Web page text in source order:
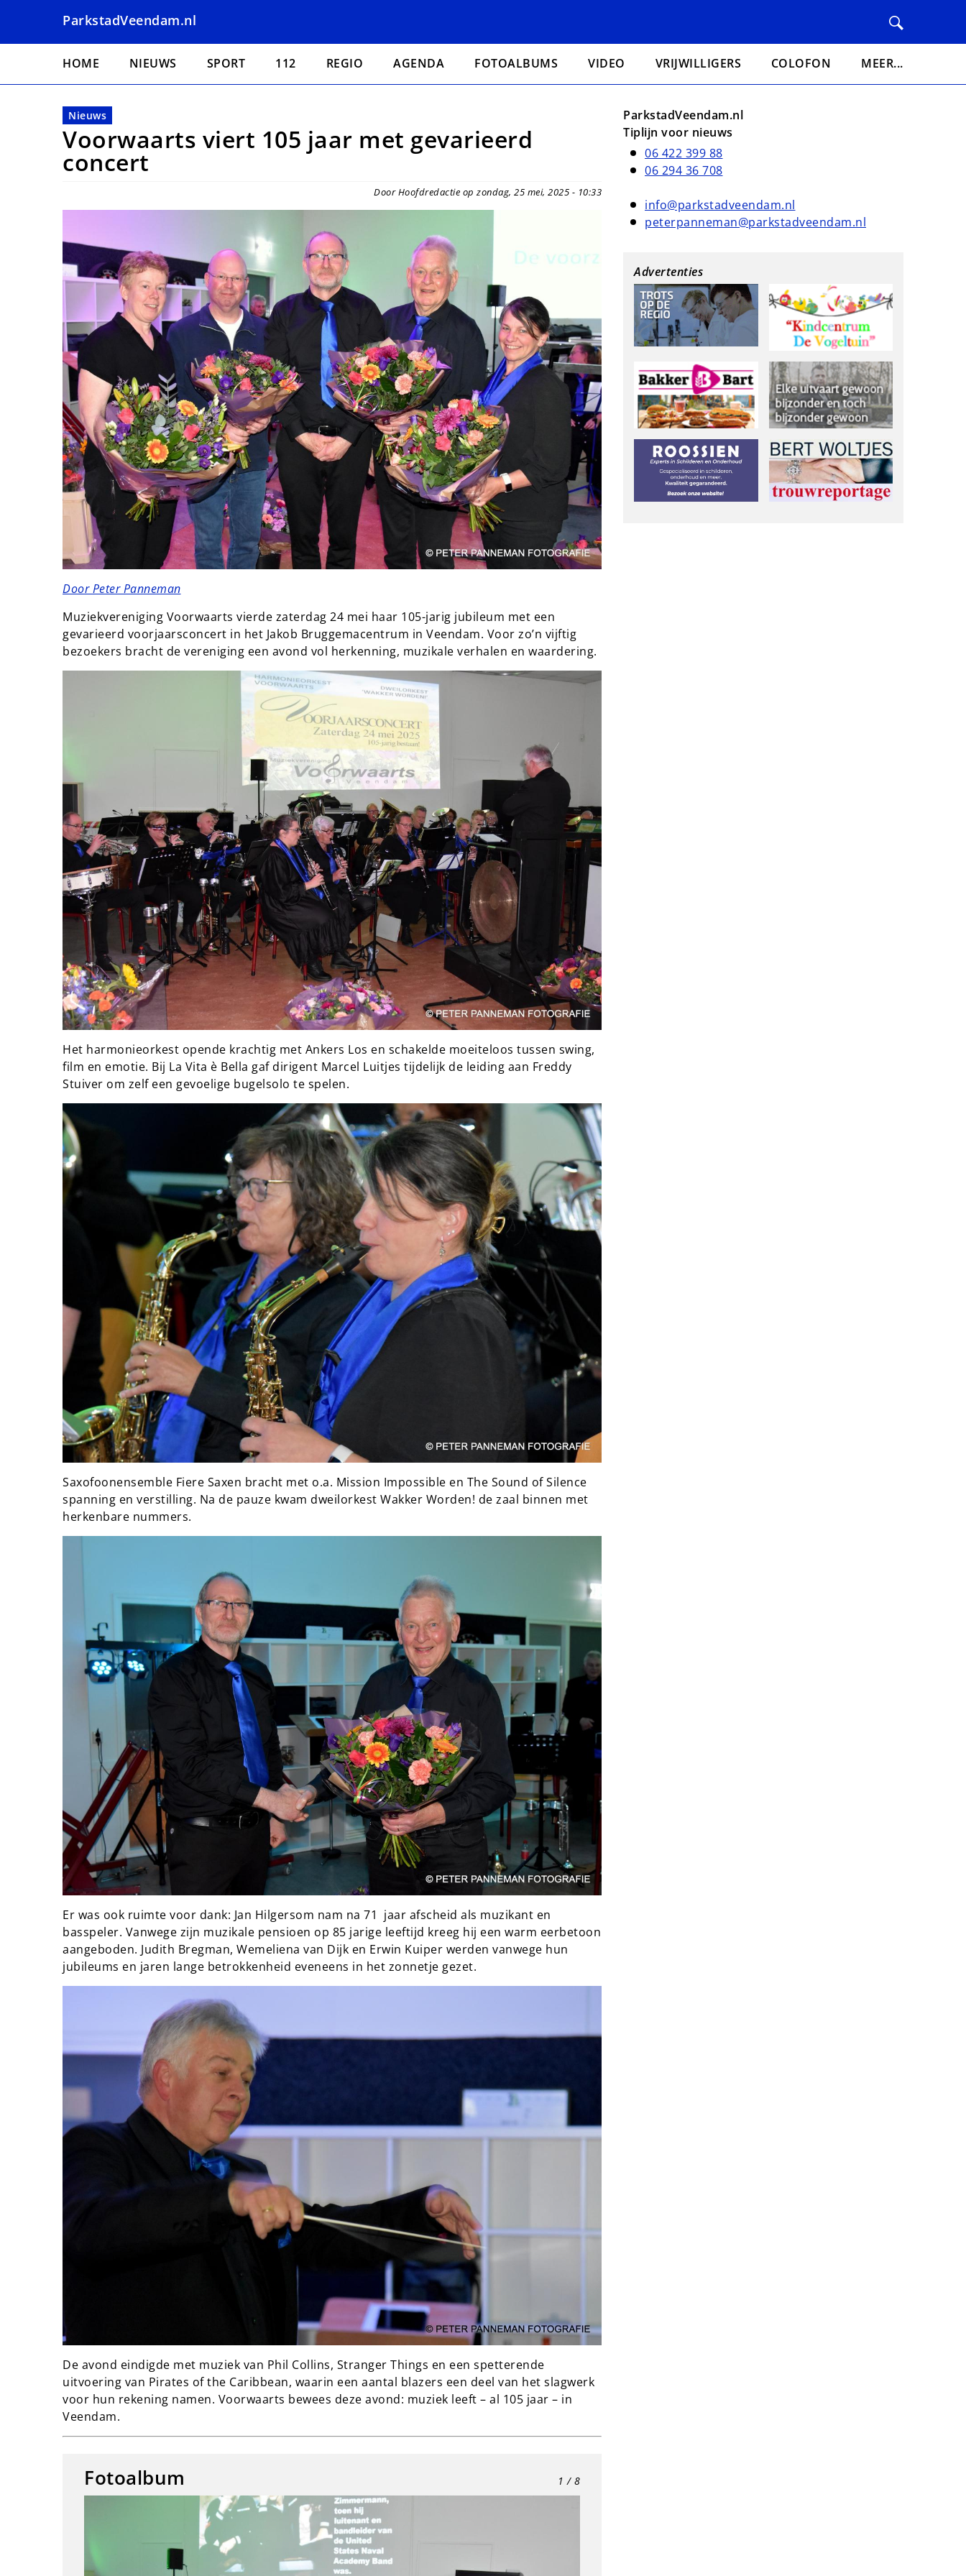
naar
ParkstadVeendam.nl
Hoofdnavigatie
HOME NIEUWS SPORT 112 REGIO AGENDA FOTOALBUMS VIDEO VRIJWILLIGERS COLOFON MEER...
Nieuws
Voorwaarts viert 105 jaar met gevarieerd
concert
Door Hoofdredactie op zondag, 25 mei, 2025 - 10:33
Door Peter Panneman
Muziekvereniging Voorwaarts vierde zaterdag 24 mei haar 105-jarig jubileum met een
gevarieerd voorjaarsconcert in het Jakob Bruggemacentrum in Veendam. Voor zo’n vijftig
bezoekers bracht de vereniging een avond vol herkenning, muzikale verhalen en waardering.
Het harmonieorkest opende krachtig met Ankers Los en schakelde moeiteloos tussen swing,
film en emotie. Bij La Vita è Bella gaf dirigent Marcel Luitjes tijdelijk de leiding aan Freddy
Stuiver om zelf een gevoelige bugelsolo te spelen.
Saxofoonensemble Fiere Saxen bracht met o.a. Mission Impossible en The Sound of Silence
spanning en verstilling. Na de pauze kwam dweilorkest Wakker Worden! de zaal binnen met
herkenbare nummers.
Er was ook ruimte voor dank: Jan Hilgersom nam na 71 jaar afscheid als muzikant en
basspeler. Vanwege zijn muzikale pensioen op 85 jarige leeftijd kreeg hij een warm eerbetoon
aangeboden. Judith Bregman, Wemeliena van Dijk en Erwin Kuiper werden vanwege hun
jubileums en jaren lange betrokkenheid eveneens in het zonnetje gezet.
De avond eindigde met muziek van Phil Collins, Stranger Things en een spetterende
uitvoering van Pirates of the Caribbean, waarin een aantal blazers een deel van het slagwerk
voor hun rekening namen. Voorwaarts bewees deze avond: muziek leeft – al 105 jaar – in
Veendam.
Fotoalbum 1 / 8
ParkstadVeendam.nl
Tiplijn voor nieuws
06 422 399 88
06 294 36 708
info@parkstadveendam.nl
peterpanneman@parkstadveendam.nl
Advertenties